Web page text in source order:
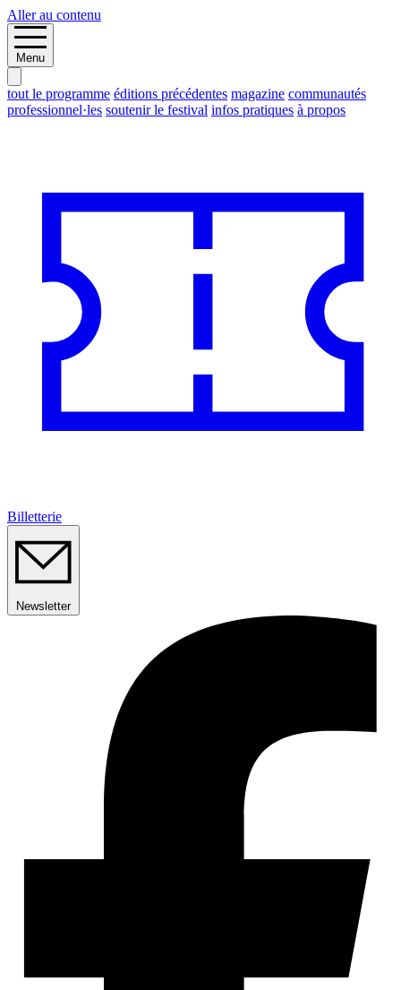
Aller au contenu
Menu
tout le programme éditions précédentes magazine communautés
professionnel·les soutenir le festival infos pratiques à propos
Billetterie
Newsletter